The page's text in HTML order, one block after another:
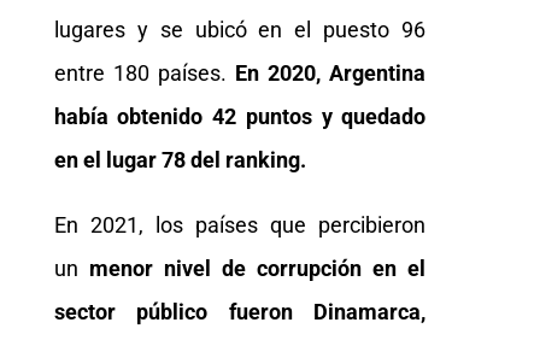
lugares y se ubicó en el puesto 96
entre 180 países. En 2020, Argentina
había obtenido 42 puntos y quedado
en el lugar 78 del ranking.
En 2021, los países que percibieron
un menor nivel de corrupción en el
sector público fueron Dinamarca,